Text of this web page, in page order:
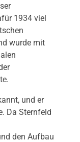
1934 viel
wurde mit
und er
Da Sternfeld
den Aufbau